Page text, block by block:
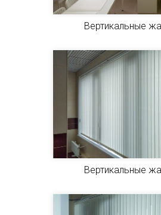
Вертикальные
Вертикальные